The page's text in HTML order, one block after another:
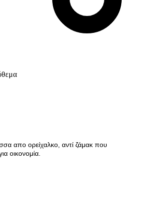
απο ορείχαλκο, αντί ζάμακ που
οικονομία.